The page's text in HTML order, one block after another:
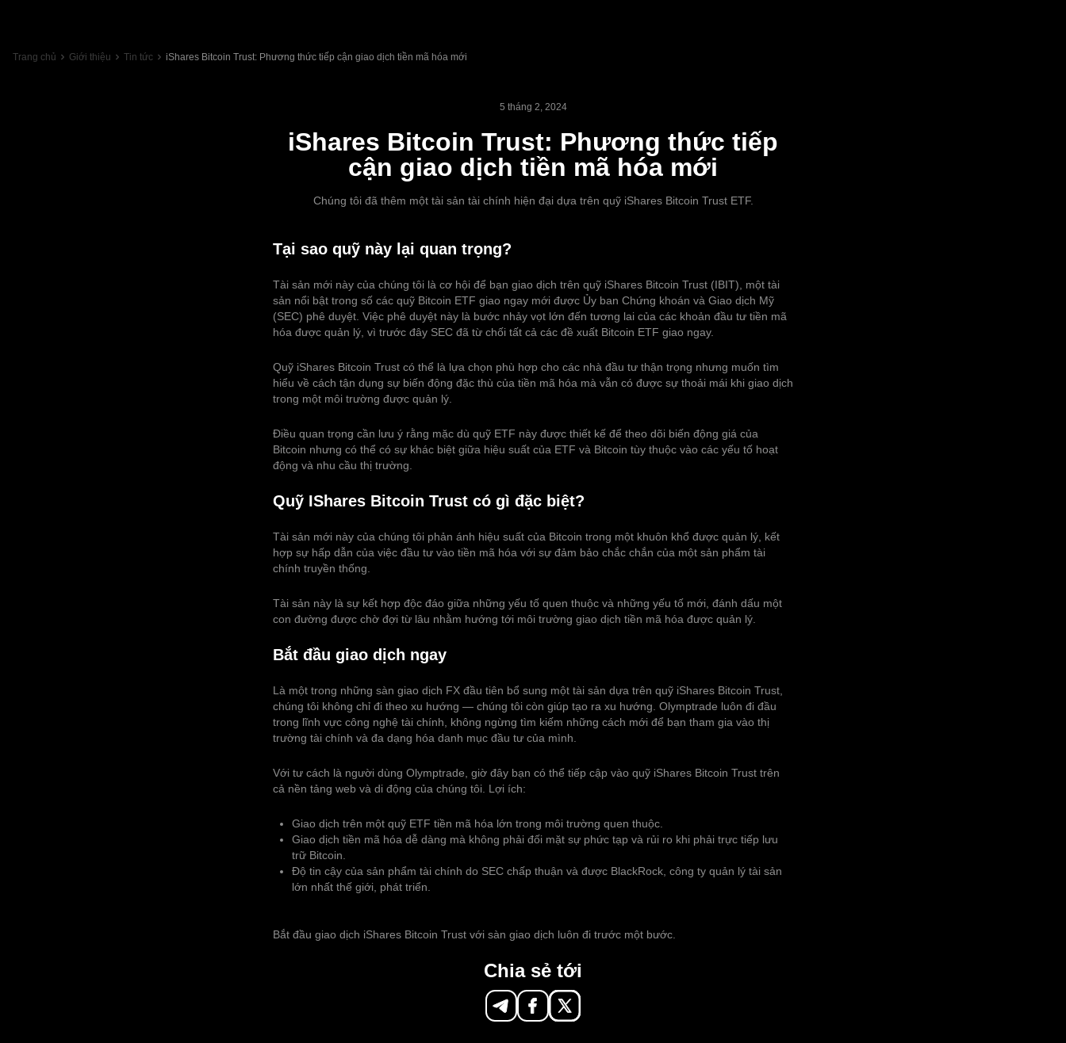
Trang chủ Giới thiệu Tin tức iShares Bitcoin Trust: Phương thức tiếp cận giao dịch tiền mã hóa mới
5 tháng 2, 2024
iShares Bitcoin Trust: Phương thức tiếp
cận giao dịch tiền mã hóa mới
Chúng tôi đã thêm một tài sản tài chính hiện đại dựa trên quỹ iShares Bitcoin Trust ETF.
Tại sao quỹ này lại quan trọng?
Tài sản mới này của chúng tôi là cơ hội để bạn giao dịch trên quỹ iShares Bitcoin Trust (IBIT), một tài
sản nổi bật trong số các quỹ Bitcoin ETF giao ngay mới được Ủy ban Chứng khoán và Giao dịch Mỹ
(SEC) phê duyệt. Việc phê duyệt này là bước nhảy vọt lớn đến tương lai của các khoản đầu tư tiền mã
hóa được quản lý, vì trước đây SEC đã từ chối tất cả các đề xuất Bitcoin ETF giao ngay.
Quỹ iShares Bitcoin Trust có thể là lựa chọn phù hợp cho các nhà đầu tư thận trọng nhưng muốn tìm
hiểu về cách tận dụng sự biến động đặc thù của tiền mã hóa mà vẫn có được sự thoải mái khi giao dịch
trong một môi trường được quản lý.
Điều quan trọng cần lưu ý rằng mặc dù quỹ ETF này được thiết kế để theo dõi biến động giá của
Bitcoin nhưng có thể có sự khác biệt giữa hiệu suất của ETF và Bitcoin tùy thuộc vào các yếu tố hoạt
động và nhu cầu thị trường.
Quỹ IShares Bitcoin Trust có gì đặc biệt?
Tài sản mới này của chúng tôi phản ánh hiệu suất của Bitcoin trong một khuôn khổ được quản lý, kết
hợp sự hấp dẫn của việc đầu tư vào tiền mã hóa với sự đảm bảo chắc chắn của một sản phẩm tài
chính truyền thống.
Tài sản này là sự kết hợp độc đáo giữa những yếu tố quen thuộc và những yếu tố mới, đánh dấu một
con đường được chờ đợi từ lâu nhằm hướng tới môi trường giao dịch tiền mã hóa được quản lý.
Bắt đầu giao dịch ngay
Là một trong những sàn giao dịch FX đầu tiên bổ sung một tài sản dựa trên quỹ iShares Bitcoin Trust,
chúng tôi không chỉ đi theo xu hướng — chúng tôi còn giúp tạo ra xu hướng. Olymptrade luôn đi đầu
trong lĩnh vực công nghệ tài chính, không ngừng tìm kiếm những cách mới để bạn tham gia vào thị
trường tài chính và đa dạng hóa danh mục đầu tư của mình.
Với tư cách là người dùng Olymptrade, giờ đây bạn có thể tiếp cập vào quỹ iShares Bitcoin Trust trên
cả nền tảng web và di động của chúng tôi. Lợi ích:
Giao dịch trên một quỹ ETF tiền mã hóa lớn trong môi trường quen thuộc.
Giao dịch tiền mã hóa dễ dàng mà không phải đối mặt sự phức tạp và rủi ro khi phải trực tiếp lưu
trữ Bitcoin.
Độ tin cậy của sản phẩm tài chính do SEC chấp thuận và được BlackRock, công ty quản lý tài sản
lớn nhất thế giới, phát triển.
Bắt đầu giao dịch iShares Bitcoin Trust với sàn giao dịch luôn đi trước một bước.
Chia sẻ tới